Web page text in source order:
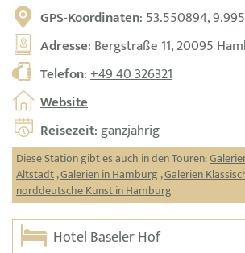
GPS-Koordinaten: 53.550894,
Adresse: Bergstraße 11, 20095
Telefon:+49 40 326321
Website
Reisezeit: ganzjährig
Diese Station gibt es auch in den Touren:
Altstadt,Galerien in Hamburg ,Galerien
norddeutsche Kunst in Hamburg
Hotel Baseler Hof